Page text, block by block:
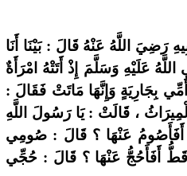
رَضِيَ اللَّهُ عَنْهُ قَالَ : بَيْنَا أَنَا
عَلَيْهِ وَسَلَّمَ إِذْ أَتَتْهُ امْرَأَةٌ
بِجَارِيَةٍ وَإِنَّهَا مَاتَتْ فَقَالَ :
، قَالَتْ : يَا رَسُولَ اللَّهِ
أَفَأَصُومُ عَنْهَا ؟ قَالَ : صُومِي
قَطُّ أَفَأَحُجُّ عَنْهَا ؟ قَالَ : حُجِّي